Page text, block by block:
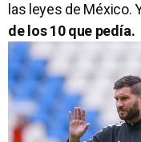
las leyes de México.
de los 10 que pedía.